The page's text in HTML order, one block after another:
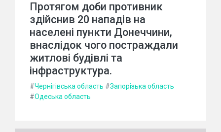
Протягом доби противник
здійснив 20 нападів на
населені пункти Донеччини,
внаслідок чого постраждали
житлові будівлі та
інфраструктура.
#Чернігівська область #Запорізька область
#Одеська область